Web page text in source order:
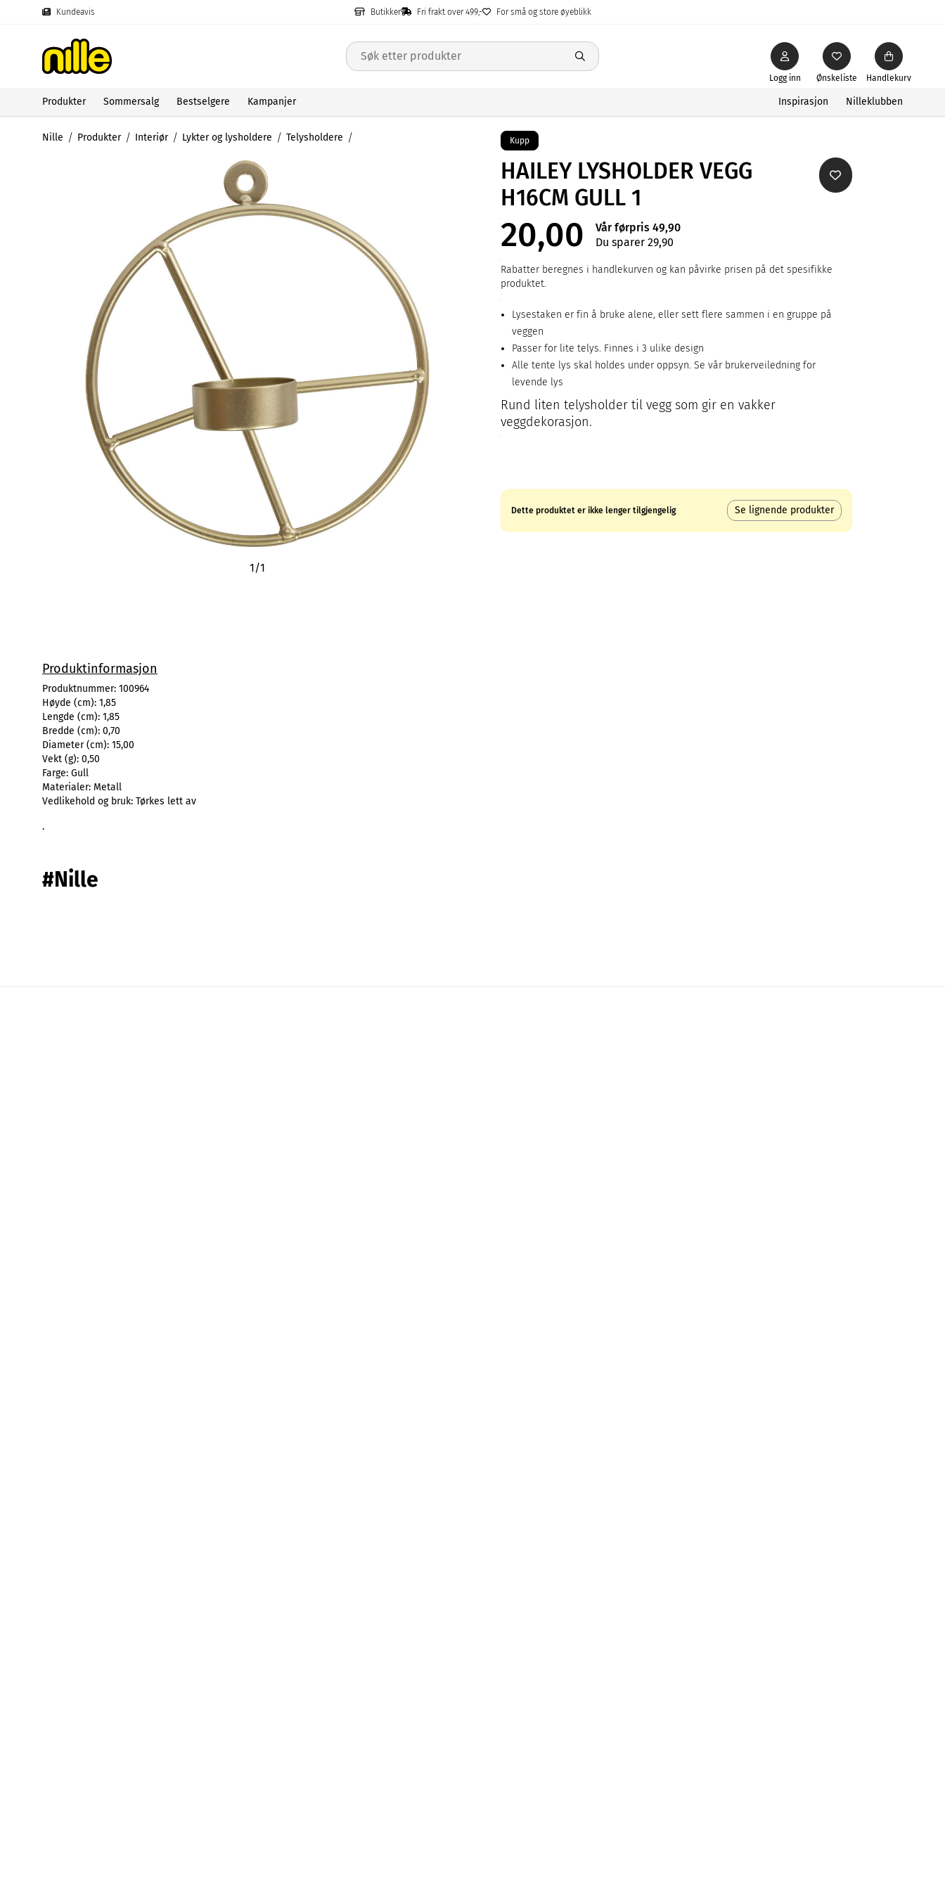
Kundeavis Butikker Fri frakt over 499,- For små og store øyeblikk
Ønskeliste
Logg inn Handlekurv
Produkter Sommersalg Bestselgere Kampanjer Inspirasjon Nilleklubben
Nille Produkter Interiør Lykter og lysholdere Telysholdere
1/1
Kupp
HAILEY LYSHOLDER VEGG
H16CM GULL 1
20,00
Vår førpris 49,90
Du sparer 29,90
Rabatter beregnes i handlekurven og kan påvirke prisen på det spesifikke
produktet.
Lysestaken er fin å bruke alene, eller sett flere sammen i en gruppe på
veggen
Passer for lite telys. Finnes i 3 ulike design
Alle tente lys skal holdes under oppsyn. Se vår brukerveiledning for
levende lys
Rund liten telysholder til vegg som gir en vakker
veggdekorasjon.
Dette produktet er ikke lenger tilgjengelig Se lignende produkter
Produktinformasjon
Produktnummer: 100964
Høyde (cm): 1,85
Lengde (cm): 1,85
Bredde (cm): 0,70
Diameter (cm): 15,00
Vekt (g): 0,50
Farge: Gull
Materialer: Metall
Vedlikehold og bruk: Tørkes lett av
.
#Nille